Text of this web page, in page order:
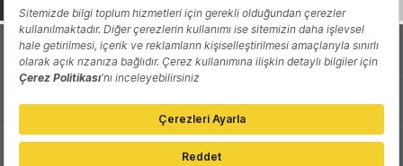
Hakkında Yazarlar
Katkıda Bulun Reklam